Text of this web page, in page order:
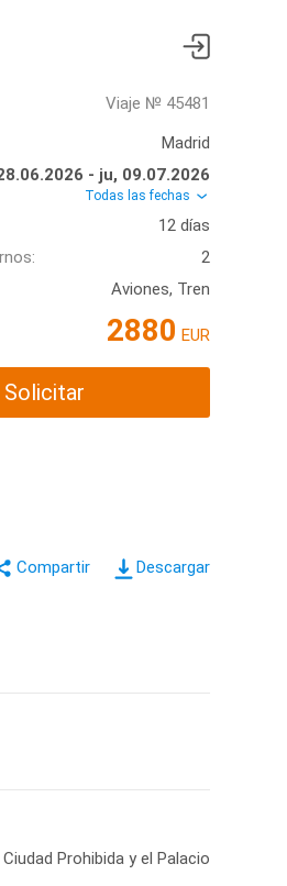
Viaje № 45481
Madrid
- ju, 09.07.2026
Todas las fechas
12 días
2
Aviones, Tren
2880 EUR
Solicitar
Descargar
Prohibida y el Palacio